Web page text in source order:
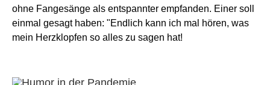
ohne Fangesänge als entspannter empfanden. Einer soll
einmal gesagt haben: "Endlich kann ich mal hören, was
mein Herzklopfen so alles zu sagen hat!